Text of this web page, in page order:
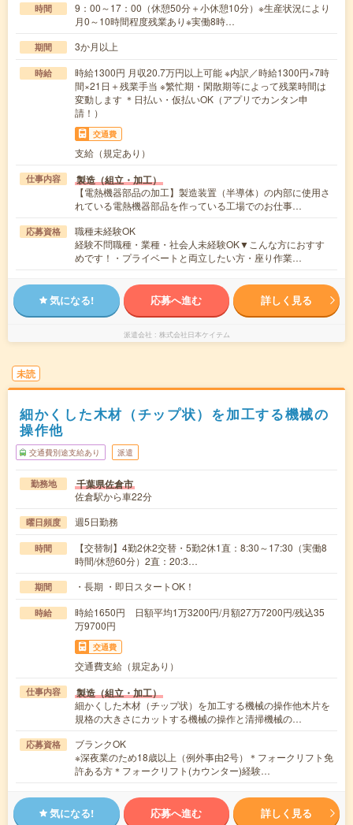
時間
9：00～17：00（休憩50分＋小休憩10分）※生産状況により
月0～10時間程度残業あり※実働8時…
期間 3か月以上
時給
時給1300円 月収20.7万円以上可能 ※内訳／時給1300円×7時
間×21日＋残業手当 ※繁忙期・閑散期等によって残業時間は
変動します ＊日払い・仮払いOK（アプリでカンタン申
請！）
交通費
支給（規定あり）
仕事内容 製造（組立・加工）
【電熱機器部品の加工】製造装置（半導体）の内部に使用さ
れている電熱機器部品を作っている工場でのお仕事…
応募資格
職種未経験OK
経験不問職種・業種・社会人未経験OK▼こんな方におすす
めです！・プライベートと両立したい方・座り作業…
気になる! 応募へ進む 詳しく見る
派遣会社 株式会社日本ケイテム
未読
細かくした木材（チップ状）を加工する機械の
操作他
交通費別途支給あり 派遣
勤務地 千葉県佐倉市
佐倉駅から車22分
曜日頻度 週5日勤務
時間
【交替制】4勤2休2交替・5勤2休1直：8:30～17:30（実働8
時間/休憩60分）2直：20:3…
期間 ・長期 ・即日スタートOK！
時給
時給1650円 日額平均1万3200円/月額27万7200円/残込35
万9700円
交通費
交通費支給（規定あり）
仕事内容 製造（組立・加工）
細かくした木材（チップ状）を加工する機械の操作他木片を
規格の大きさにカットする機械の操作と清掃機械の…
応募資格
ブランクOK
※深夜業のため18歳以上（例外事由2号）＊フォークリフト免
許ある方＊フォークリフト(カウンター)経験…
気になる! 応募へ進む 詳しく見る